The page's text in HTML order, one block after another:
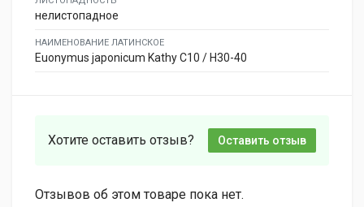
нелистопадное
НАИМЕНОВАНИЕ ЛАТИНСКОЕ
Euonymus japonicum Kathy C10 / H30-40
Хотите оставить отзыв? Оставить отзыв
Отзывов об этом товаре пока нет.